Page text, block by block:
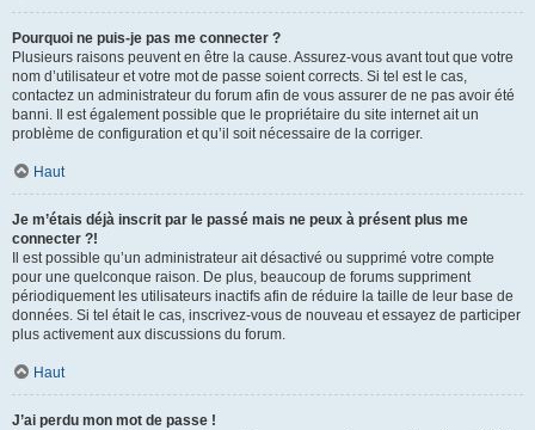
Pourquoi ne puis-je pas me connecter ?
Plusieurs raisons peuvent en être la cause. Assurez-vous avant tout que votre
nom d’utilisateur et votre mot de passe soient corrects. Si tel est le cas,
contactez un administrateur du forum afin de vous assurer de ne pas avoir été
banni. Il est également possible que le propriétaire du site internet ait un
problème de configuration et qu’il soit nécessaire de la corriger.
Haut
Je m’étais déjà inscrit par le passé mais ne peux à présent plus me
connecter ?!
Il est possible qu’un administrateur ait désactivé ou supprimé votre compte
pour une quelconque raison. De plus, beaucoup de forums suppriment
périodiquement les utilisateurs inactifs afin de réduire la taille de leur base de
données. Si tel était le cas, inscrivez-vous de nouveau et essayez de participer
plus activement aux discussions du forum.
Haut
J’ai perdu mon mot de passe !